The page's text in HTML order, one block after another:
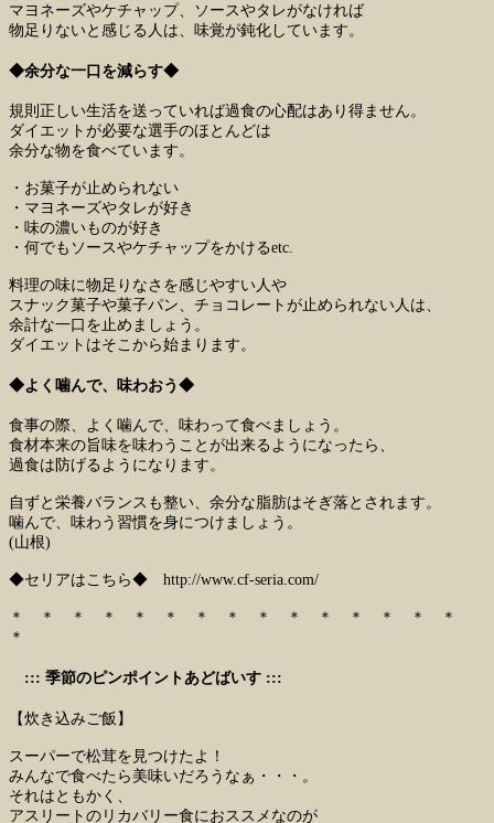
マヨネーズやケチャップ、ソースやタレがなければ
物足りないと感じる人は、味覚が鈍化しています。
◆余分な一口を減らす◆
規則正しい生活を送っていれば過食の心配はあり得ません。
ダイエットが必要な選手のほとんどは
余分な物を食べています。
・お菓子が止められない
・マヨネーズやタレが好き
・味の濃いものが好き
・何でもソースやケチャップをかけるetc.
料理の味に物足りなさを感じやすい人や
スナック菓子や菓子パン、チョコレートが止められない人は、
余計な一口を止めましょう。
ダイエットはそこから始まります。
◆よく噛んで、味わおう◆
食事の際、よく噛んで、味わって食べましょう。
食材本来の旨味を味わうことが出来るようになったら、
過食は防げるようになります。
自ずと栄養バランスも整い、余分な脂肪はそぎ落とされます。
噛んで、味わう習慣を身につけましょう。
(山根)
◆セリアはこちら◆ http://www.cf-seria.com/
＊ ＊ ＊ ＊ ＊ ＊ ＊ ＊ ＊ ＊ ＊ ＊ ＊ ＊ ＊
＊
::: 季節のピンポイントあどばいす :::
【炊き込みご飯】
スーパーで松茸を見つけたよ！
みんなで食べたら美味いだろうなぁ・・・。
それはともかく、
アスリートのリカバリー食におススメなのが